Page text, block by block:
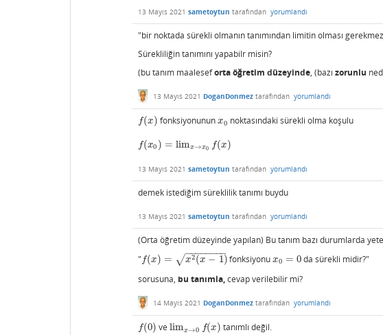
13 Mayıs 2021 sametoytun tarafından yorumlandı
"bir noktada sürekli olmanın tanımından limitin olması
Sürekliliğin tanımını yapabilr misin?
(bu tanım maaleseforta öğretim düzeyinde, (bazı zorunlu
13 Mayıs 2021 DoganDonmez tarafından yorumlandı
f(x)
f(x) fonksiyonununx0
x0 noktasındaki sürekli olma koşulu
f(x0 ) = limx→x0 f(x)
f(x0)=limx →x0f(x)
13 Mayıs 2021 sametoytun tarafından yorumlandı
demek istediğim süreklilik tanımı buydu
13 Mayıs 2021 sametoytun tarafından yorumlandı
(Orta öğretim düzeyinde yapılan) Bu tanım bazı durumlarda
" f(x) = x2 (x − 1)
− −
−−−−−−
√
f(x)=x 2(x −1) fonksiyonux0 = 0
x0=0
da sürekli midir?"
sorusuna, bu tanımla,cevap verilebilir mi?
14 Mayıs 2021 DoganDonmez tarafından yorumlandı
f(0)
f(0) velimx→0 f(x)
limx→0f (x) tanımlı değil.